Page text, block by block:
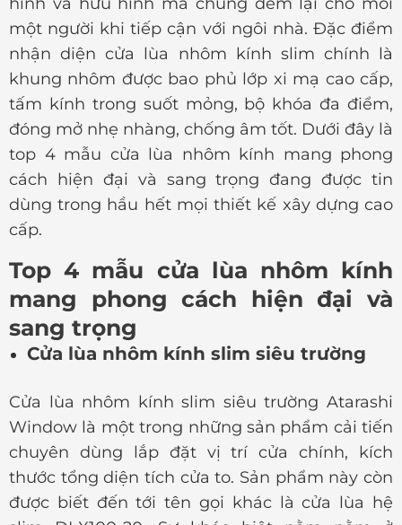
một người khi tiếp cận với ngôi nhà. Đặc điểm
nhận diện cửa lùa nhôm kính slim chính là
khung nhôm được bao phủ lớp xi mạ cao cấp,
tấm kính trong suốt mỏng, bộ khóa đa điểm,
đóng mở nhẹ nhàng, chống âm tốt. Dưới đây là
top 4 mẫu cửa lùa nhôm kính mang phong
cách hiện đại và sang trọng đang được tin
dùng trong hầu hết mọi thiết kế xây dựng cao
cấp.
Top 4 mẫu cửa lùa nhôm kính
mang phong cách hiện đại và
sang trọng
Cửa lùa nhôm kính slim siêu trường
Cửa lùa nhôm kính slim siêu trường Atarashi
Window là một trong những sản phẩm cải tiến
chuyên dùng lắp đặt vị trí cửa chính, kích
thước tổng diện tích cửa to. Sản phẩm này còn
được biết đến tới tên gọi khác là cửa lùa hệ